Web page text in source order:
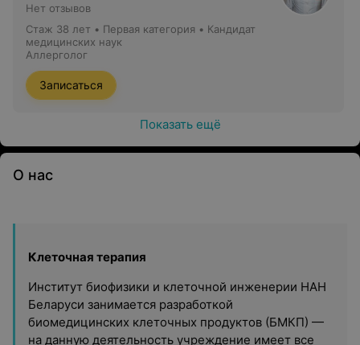
Нет отзывов
Стаж 38 лет • Первая категория • Кандидат
медицинских наук
Аллерголог
Записаться
Показать ещё
О нас
Клеточная терапия
Институт биофизики и клеточной инженерии НАН
Беларуси занимается разработкой
биомедицинских клеточных продуктов (БМКП) —
на данную деятельность учреждение имеет все